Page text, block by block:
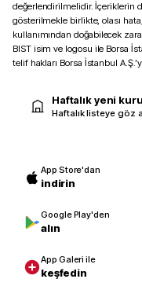
değerlendirilmelidir. İçeriklerin
gösterilmekle birlikte, olası
kullanımından doğabilecek
BIST isim ve logosu ile Borsa
telif hakları Borsa İstanbul
Haftalık yeni
Haftalık listeye göz
App Store'dan
indirin
Google Play'den
alın
App Galeri ile
keşfedin